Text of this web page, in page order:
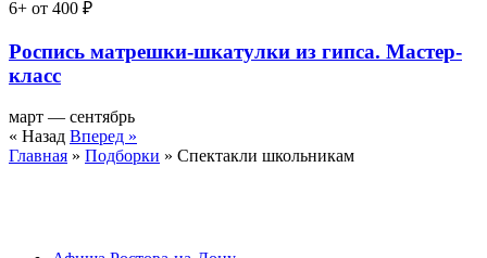
6+ от 400 ₽
Роспись матрешки-шкатулки из гипса. Мастер-
класс
март — сентябрь
« Назад Вперед »
Главная » Подборки » Спектакли школьникам